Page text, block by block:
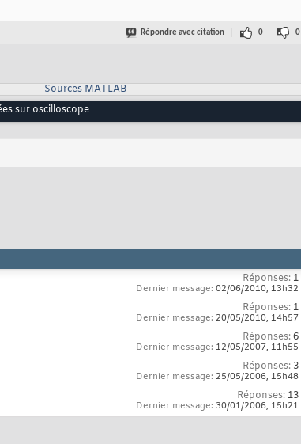
Répondre avec citation 0 0
Sources MATLAB
sur oscilloscope
Réponses: 1
Dernier message: 02/06/2010, 13h32
Réponses: 1
Dernier message: 20/05/2010, 14h57
Réponses:6
Dernier message: 12/05/2007, 11h55
Réponses: 3
Dernier message: 25/05/2006, 15h48
Réponses: 13
Dernier message: 30/01/2006, 15h21